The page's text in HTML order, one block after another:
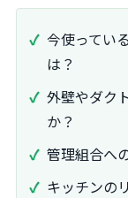
今使ってい
は？
外壁やダク
か？
管理組合へ
キッチンの